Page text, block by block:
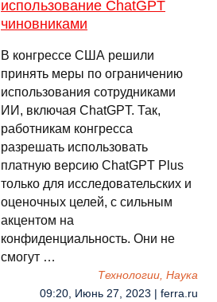
использование ChatGPT
чиновниками
В конгрессе США решили
принять меры по ограничению
использования сотрудниками
ИИ, включая ChatGPT. Так,
работникам конгресса
разрешать использовать
платную версию ChatGPT Plus
только для исследовательских и
оценочных целей, с сильным
акцентом на
конфиденциальность. Они не
смогут …
Технологии, Наука
09:20, Июнь 27, 2023 | ferra.ru